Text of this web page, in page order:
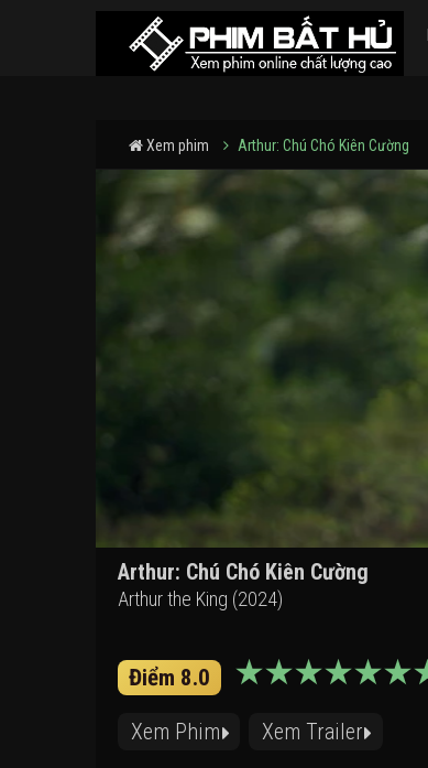
Xem phim Arthur: Chú Chó Kiên Cường
Arthur: Chú Chó Kiên Cường
Arthur the King (2024)
Điểm 8.0
Xem Phim Xem Trailer